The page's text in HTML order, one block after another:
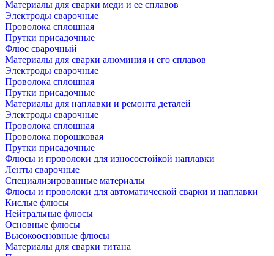
Материалы для сварки меди и ее сплавов
Электроды сварочные
Проволока сплошная
Прутки присадочные
Флюс сварочный
Материалы для сварки алюминия и его сплавов
Электроды сварочные
Проволока сплошная
Прутки присадочные
Материалы для наплавки и ремонта деталей
Электроды сварочные
Проволока сплошная
Проволока порошковая
Прутки присадочные
Флюсы и проволоки для износостойкой наплавки
Ленты сварочные
Специализированные материалы
Флюсы и проволоки для автоматической сварки и наплавки
Кислые флюсы
Нейтральные флюсы
Основные флюсы
Высокоосновные флюсы
Материалы для сварки титана